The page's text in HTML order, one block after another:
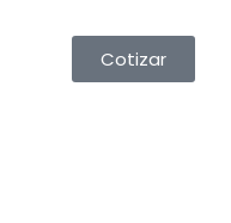
Cotizar